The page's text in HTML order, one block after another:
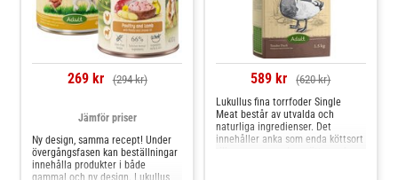
269 kr (294 kr)
Jämför priser
Ny design, samma recept! Under
övergångsfasen kan beställningar
innehålla produkter i både
gammal och ny design. Lukullus
589 kr (620 kr)
Lukullus fina torrfoder Single
Meat består av utvalda och
naturliga ingredienser. Det
innehåller anka som enda köttsort